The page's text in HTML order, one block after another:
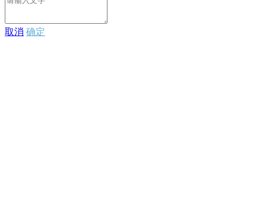
取消 确定